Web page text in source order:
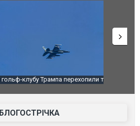
Трампа перехопили три літаки.
Дві
ГУР із
БЛОГОСТРІЧКА